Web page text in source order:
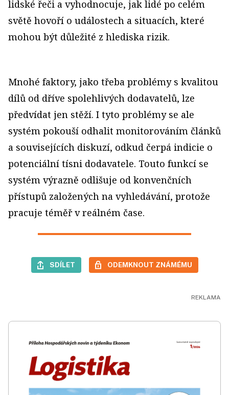
lidské řeči a vyhodnocuje, jak lidé po celém
světě hovoří o událostech a situacích, které
mohou být důležité z hlediska rizik.
Mnohé faktory, jako třeba problémy s kvalitou
dílů od dříve spolehlivých dodavatelů, lze
předvídat jen stěží. I tyto problémy se ale
systém pokouší odhalit monitorováním článků
a souvisejících diskuzí, odkud čerpá indicie o
potenciální tísni dodavatele. Touto funkcí se
systém výrazně odlišuje od konvenčních
přístupů založených na vyhledávání, protože
pracuje téměř v reálném čase.
SDÍLET ODEMKNOUT ZNÁMÉMU